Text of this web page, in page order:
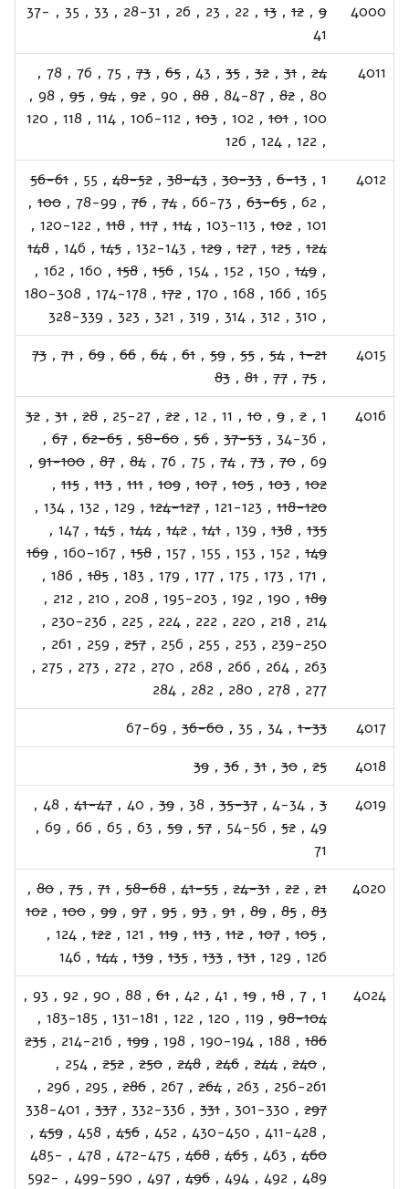
4000
9
,
12
,
13
,
22
,
23
,
26
,
28-31
,
33
,
35
,
37-
41
4011
24
,
31
,
32
,
35
,
43
,
65
,
73
,
75
,
76
,
78
,
80
,
82
,
84-87
,
88
,
90
,
92
,
94
,
95
,
98
,
100
,
101
,
102
,
103
,
106-112
,
114
,
118
,
120
,
122
,
124
,
126
4012
1
,
6-13
,
30-33
,
38-43
,
48-52
,
55
,
56-61
,
62
,
63-65
,
66-73
,
74
,
76
,
78-99
,
100
,
101
,
102
,
103-113
,
114
,
117
,
118
,
120-122
,
124
,
125
,
127
,
129
,
132-143
,
145
,
146
,
148
,
149
,
150
,
152
,
154
,
156
,
158
,
160
,
162
,
165
,
166
,
168
,
170
,
172
,
174-178
,
180-308
,
310
,
312
,
314
,
319
,
321
,
323
,
328-339
4015
1-21
,
54
,
55
,
59
,
61
,
64
,
66
,
69
,
71
,
73
,
75
,
77
,
81
,
83
4016
1
,
2
,
9
,
10
,
11
,
12
,
22
,
25-27
,
28
,
31
,
32
,
34-36
,
37-53
,
56
,
58-60
,
62-65
,
67
,
69
,
70
,
73
,
74
,
75
,
76
,
84
,
87
,
91-100
,
102
,
103
,
105
,
107
,
109
,
111
,
113
,
115
,
118-120
,
121-123
,
124-127
,
129
,
132
,
134
,
135
,
138
,
139
,
141
,
142
,
144
,
145
,
147
,
149
,
152
,
153
,
155
,
157
,
158
,
160-167
,
169
,
171
,
173
,
175
,
177
,
179
,
183
,
185
,
186
,
189
,
190
,
192
,
195-203
,
208
,
210
,
212
,
214
,
218
,
220
,
222
,
224
,
225
,
230-236
,
239-250
,
253
,
255
,
256
,
257
,
259
,
261
,
263
,
264
,
266
,
268
,
270
,
272
,
273
,
275
,
277
,
278
,
280
,
282
,
284
4017
1-33
,
34
,
35
,
36-60
,
67-69
4018
25
,
30
,
31
,
36
,
39
4019
3
,
4-34
,
35-37
,
38
,
39
,
40
,
41-47
,
48
,
49
,
52
,
54-56
,
57
,
59
,
63
,
65
,
66
,
69
,
71
4020
21
,
22
,
24-31
,
41-55
,
58-68
,
71
,
75
,
80
,
83
,
85
,
89
,
91
,
93
,
95
,
97
,
99
,
100
,
102
,
105
,
107
,
112
,
113
,
119
,
121
,
122
,
124
,
126
,
129
,
131
,
133
,
135
,
139
,
144
,
146
4024
1
,
7
,
18
,
19
,
41
,
42
,
61
,
88
,
90
,
92
,
93
,
98-104
,
119
,
120
,
122
,
131-181
,
183-185
,
186
,
188
,
190-194
,
198
,
199
,
214-216
,
235
,
240
,
244
,
246
,
248
,
250
,
252
,
254
,
256-261
,
263
,
264
,
267
,
286
,
295
,
296
,
297
,
301-330
,
331
,
332-336
,
337
,
338-401
,
411-428
,
430-450
,
452
,
456
,
458
,
459
,
460
,
463
,
465
,
468
,
472-475
,
478
,
485-
489
,
492
,
494
,
496
,
497
,
499-590
,
592-